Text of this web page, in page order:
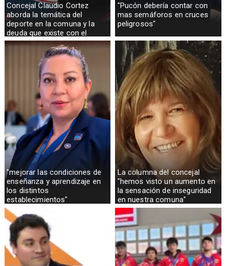
Concejal Claudio Cortez
aborda la temática del
deporte en la comuna y la
deuda que existe con el
sector rural
"Pucón debería contar con
mas semáforos en cruces
peligrosos"
"mejorar las condiciones de
enseñanza y aprendizaje en
los distintos
establecimientos"
La columna del concejal
"hemos visto un aumento en
la sensación de inseguridad
en nuestra comuna"